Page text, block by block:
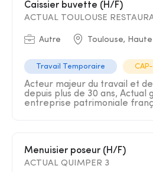
Caissier buvette (H/F)
ACTUAL TOULOUSE
Autre Toulouse,
Travail Temporaire
Acteur majeur du travail et
depuis plus de 30 ans, Actual
entreprise patrimoniale
Menuisier poseur (H/F)
ACTUAL QUIMPER 3